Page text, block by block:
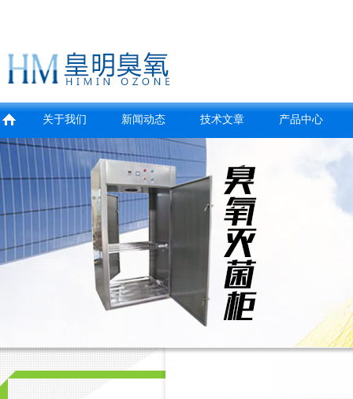
关于我们 新闻动态 技术文章 产品中心